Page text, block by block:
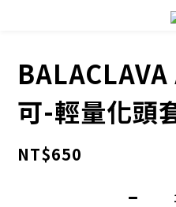
可-輕量化頭
NT$650